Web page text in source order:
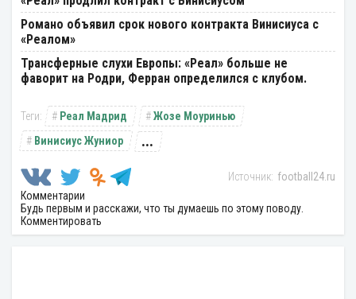
Романо объявил срок нового контракта Винисиуса с
«Реалом»
Трансферные слухи Европы: «Реал» больше не
фаворит на Родри, Ферран определился с клубом.
Реал Мадрид
Жозе Моуринью
Винисиус Жуниор
...
football24.ru
Комментарии
Будь первым и расскажи, что ты думаешь по этому поводу.
Комментировать